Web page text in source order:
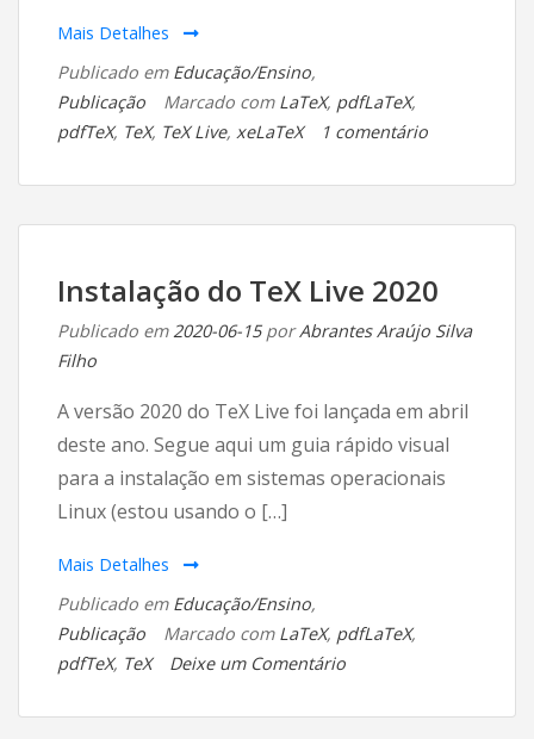
Mais Detalhes
Publicado em Educação/Ensino,
Publicação
Marcado com LaTeX, pdfLaTeX,
pdfTeX, TeX, TeX Live, xeLaTeX 1 comentárioem
do
TeX
2021
Instalação do TeX Live 2020
Publicado em2020-06-15porAbrantes Araújo Silva
Filho
A versão 2020 do TeX Live foi lançada em abril
deste ano. Segue aqui um guia rápido visual
para a instalação em sistemas operacionais
Linux (estou usando o […]
Mais Detalhes
Publicado em Educação/Ensino,
Publicação
Marcado com LaTeX, pdfLaTeX,
pdfTeX, TeX Deixe um Comentárioem
do